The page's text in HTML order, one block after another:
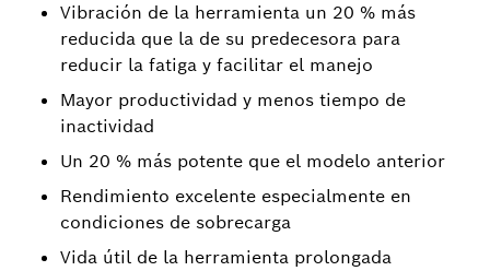
Vibración de la herramienta un 20 % más
reducida que la de su predecesora para
reducir la fatiga y facilitar el manejo
Mayor productividad y menos tiempo de
inactividad
Un 20 % más potente que el modelo anterior
Rendimiento excelente especialmente en
condiciones de sobrecarga
Vida útil de la herramienta prolongada